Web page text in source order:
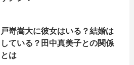
戸嵜嵩大に彼女はいる？結婚は
している？田中真美子との関係
とは